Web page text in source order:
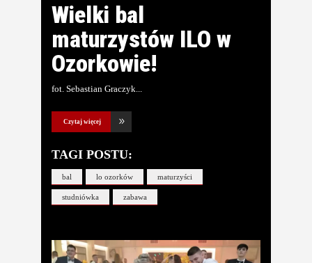
Wielki bal
maturzystów ILO w
Ozorkowie!
fot. Sebastian Graczyk
Czytaj więcej
TAGI POSTU:
bal lo ozorków maturzyści
studniówka zabawa